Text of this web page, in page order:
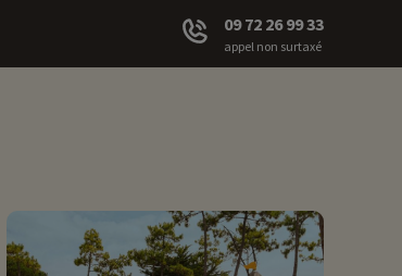
09 72 26 99 33
appel non surtaxé